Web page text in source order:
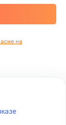
на